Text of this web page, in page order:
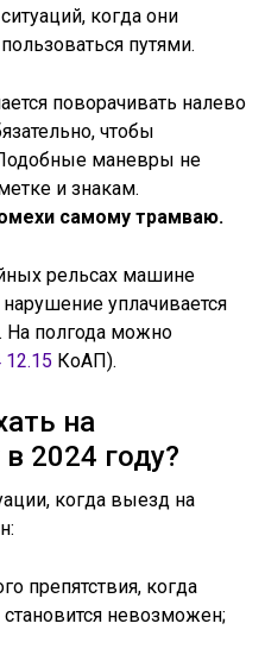
когда они
путями.
поворачивать налево
чтобы
маневры не
и знакам.
самому трамваю.
рельсах машине
уплачивается
На полгода можно
12.15 КоАП).
на
2024 году?
когда выезд на
препятствия, когда
невозможен;